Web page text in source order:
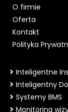
O firmie
Oferta
Kontakt
Polityka
Inteligentne
Inteligentny
Systemy BMS
Monitoring